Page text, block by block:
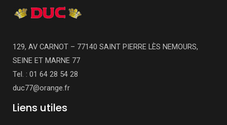
129, AV CARNOT – 77140 SAINT PIERRE LÈS NEMOURS,
SEINE ET MARNE 77
Tel. : 01 64 28 54 28
duc77@orange.fr
Liens utiles